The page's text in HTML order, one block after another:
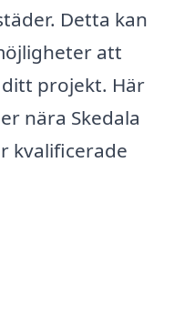
Detta kan
att
projekt. Här
nära Skedala
kvalificerade